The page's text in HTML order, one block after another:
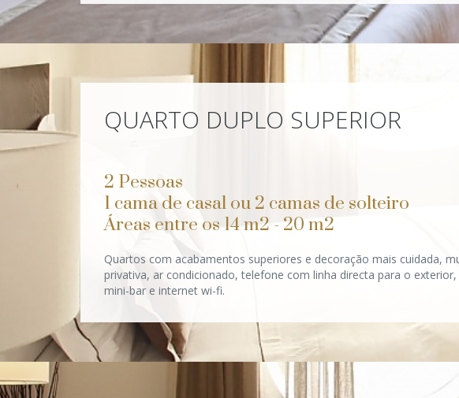
QUARTO DUPLO SUPERIOR
2 Pessoas
1 cama de casal ou 2 camas de solteiro
Áreas entre os 14 m2 - 20 m2
Quartos com acabamentos superiores e decoração mais cuidada,
privativa, ar condicionado, telefone com linha directa para o
mini-bar e internet wi-fi.